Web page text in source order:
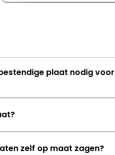
plaat nodig voor
zelf op maat zagen?